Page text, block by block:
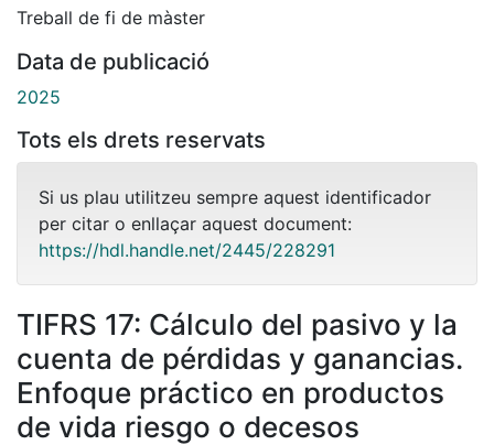
Treball de fi de màster
Data de publicació
2025
Tots els drets reservats
Si us plau utilitzeu sempre aquest identificador
per citar o enllaçar aquest document:
https://hdl.handle.net/2445/228291
TIFRS 17: Cálculo del pasivo y la
cuenta de pérdidas y ganancias.
Enfoque práctico en productos
de vida riesgo o decesos